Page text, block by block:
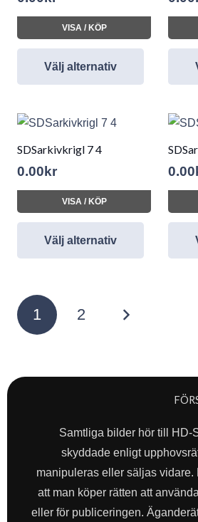
VISA / KÖP
Välj alternativ
SDSarkivkrigl 7 4
0.00 kr
VISA / KÖP
Välj alternativ
0.00
Sidnumrering
för
inlägg
1 2
Samtliga bilder hör till HD-
skyddade enligt
manipuleras eller säljas
att man köper rätten att
eller för publiceringen.